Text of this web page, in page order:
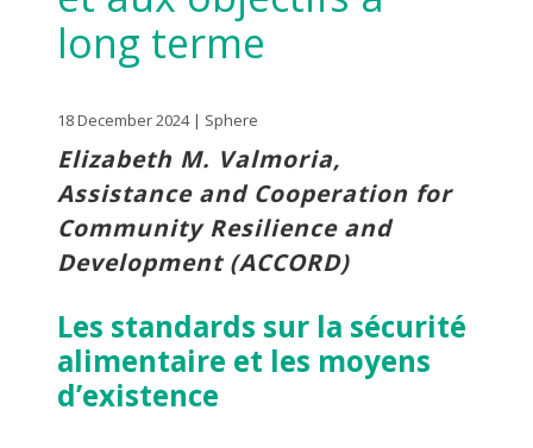
long terme
18 December 2024 | Sphere
Elizabeth M. Valmoria,
Assistance and Cooperation for
Community Resilience and
Development (ACCORD)
Les standards sur la sécurité
alimentaire et les moyens
d’existence